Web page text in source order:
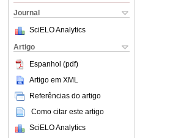
Journal
SciELO Analytics
Artigo
Espanhol (pdf)
Artigo em XML
Referências do artigo
Como citar este artigo
SciELO Analytics